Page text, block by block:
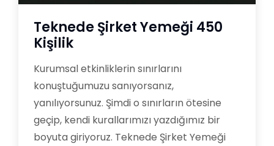
Teknede Şirket Yemeği 450
Kişilik
Kurumsal etkinliklerin sınırlarını
konuştuğumuzu sanıyorsanız,
yanılıyorsunuz. Şimdi o sınırların ötesine
geçip, kendi kurallarımızı yazdığımız bir
boyuta giriyoruz. Teknede Şirket Yemeği